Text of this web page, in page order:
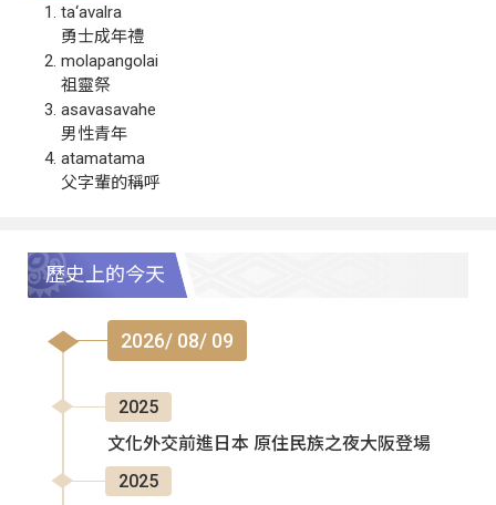
ta‘avalra
勇士成年禮
molapangolai
祖靈祭
asavasavahe
男性青年
atamatama
父字輩的稱呼
歷史上的今天
2026/ 08/ 09
2025
文化外交前進日本 原住民族之夜大阪登場
2025